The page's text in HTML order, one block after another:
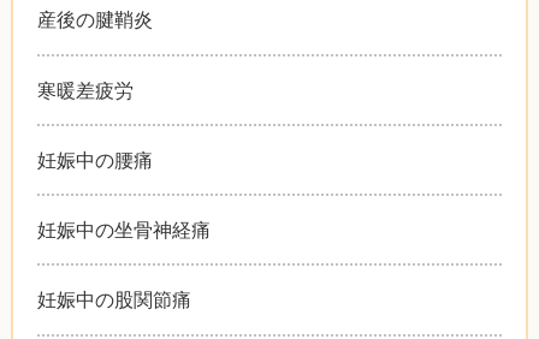
産後の腱鞘炎
寒暖差疲労
妊娠中の腰痛
妊娠中の坐骨神経痛
妊娠中の股関節痛